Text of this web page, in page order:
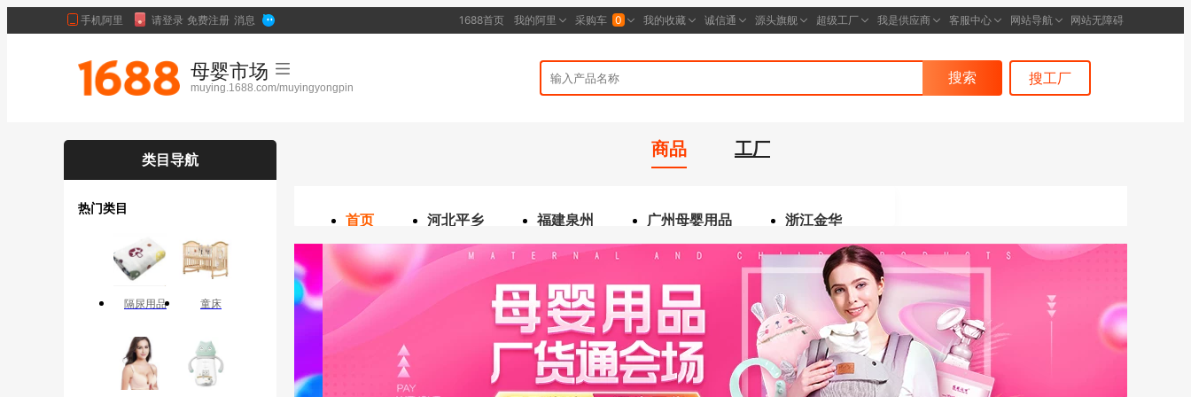
母婴市场
muying.1688.com/muyingyongpin
搜索 搜工厂
类目导航
热门类目
隔尿用品 童床
商品 工厂
首页 河北平乡 福建泉州 广州母婴用品 浙江金华